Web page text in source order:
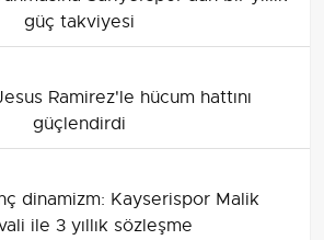
güç takviyesi
Ramirez'le hücum hattını
güçlendirdi
dinamizm: Kayserispor Malik
ile 3 yıllık sözleşme